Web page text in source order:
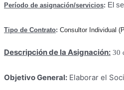
Período de asignación/servicios: El
Tipo de Contrato: Consultor Individual
Descripción de la Asignación: 30
Objetivo General: Elaborar el